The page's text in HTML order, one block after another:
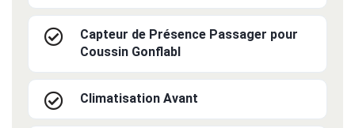
Capteur de Présence Passager pour
Coussin Gonflabl
Climatisation Avant